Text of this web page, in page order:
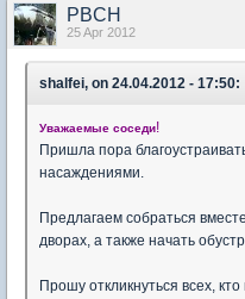
PBCH
25 Apr 2012
shalfei, on 24.04.2012 - 17:50:
Уважаемые соседи!
Пришла пора
насаждениями.
Предлагаем собраться
дворах, а также начать
Прошу откликнуться всех,